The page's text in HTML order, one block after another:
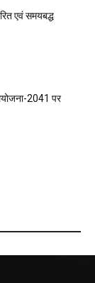
एवं समयबद्ध
2041 पर